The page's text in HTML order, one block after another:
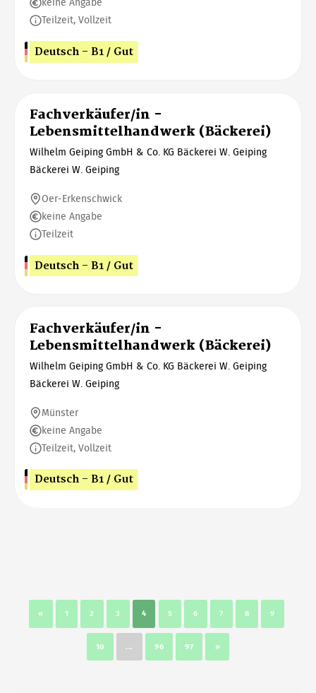
Teilzeit, Vollzeit
Deutsch - B1 / Gut
Fachverkäufer/in -
Lebensmittelhandwerk (Bäckerei)
Wilhelm Geiping GmbH & Co. KG Bäckerei W. Geiping
Bäckerei W. Geiping
Oer-Erkenschwick
keine Angabe
Teilzeit
Deutsch - B1 / Gut
Fachverkäufer/in -
Lebensmittelhandwerk (Bäckerei)
Wilhelm Geiping GmbH & Co. KG Bäckerei W. Geiping
Bäckerei W. Geiping
Münster
keine Angabe
Teilzeit, Vollzeit
Deutsch - B1 / Gut
« 1 2 3 4 5 6 7 8 9
10 ... 96 97 »